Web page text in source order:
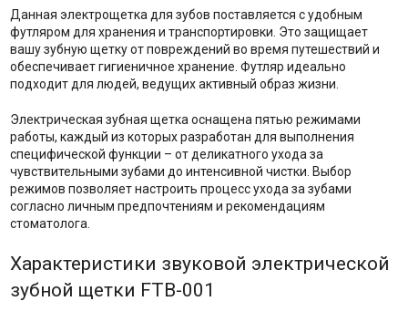
Данная электрощетка для зубов поставляется с удобным
футляром для хранения и транспортировки. Это защищает
вашу зубную щетку от повреждений во время путешествий и
обеспечивает гигиеничное хранение. Футляр идеально
подходит для людей, ведущих активный образ жизни.
Электрическая зубная щетка оснащена пятью режимами
работы, каждый из которых разработан для выполнения
специфической функции – от деликатного ухода за
чувствительными зубами до интенсивной чистки. Выбор
режимов позволяет настроить процесс ухода за зубами
согласно личным предпочтениям и рекомендациям
стоматолога.
Характеристики звуковой электрической
зубной щетки FTB-001